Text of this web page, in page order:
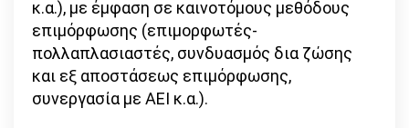
κ.α.), με έμφαση σε καινοτόμους μεθόδους
επιμόρφωσης (επιμορφωτές-
πολλαπλασιαστές, συνδυασμός δια ζώσης
και εξ αποστάσεως επιμόρφωσης,
συνεργασία με ΑΕΙ κ.α.).